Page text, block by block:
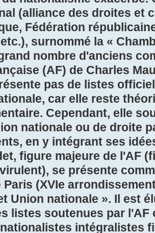
(alliance des droites et
Fédération
surnommé la «
nombre d'anciens
(AF) de Charles
pas de listes
car elle reste
Cependant, elle
nationale ou de droite
en y intégrant ses
figure majeure de l'AF
se présente
Paris (XVIe
Union nationale ». Il est
listes soutenues par l'AF
intégralistes